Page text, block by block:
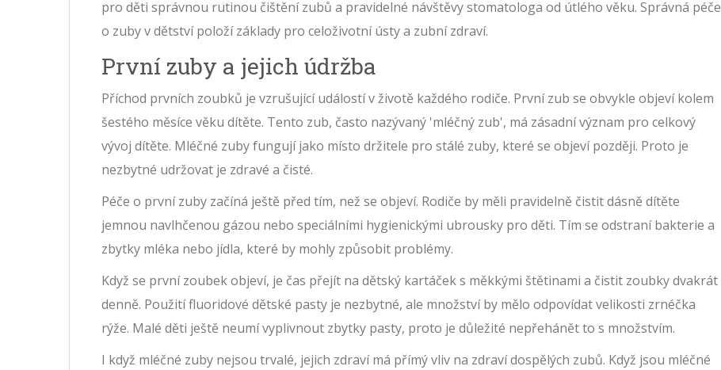
pro děti správnou rutinou čištění zubů a pravidelné návštěvy stomatologa od útlého věku. Správná péče
o zuby v dětství položí základy pro celoživotní ústy a zubní zdraví.
První zuby a jejich údržba
Příchod prvních zoubků je vzrušující událostí v životě každého rodiče. První zub se obvykle objeví kolem
šestého měsíce věku dítěte. Tento zub, často nazývaný 'mléčný zub', má zásadní význam pro celkový
vývoj dítěte. Mléčné zuby fungují jako místo držitele pro stálé zuby, které se objeví později. Proto je
nezbytné udržovat je zdravé a čisté.
Péče o první zuby začíná ještě před tím, než se objeví. Rodiče by měli pravidelně čistit dásně dítěte
jemnou navlhčenou gázou nebo speciálními hygienickými ubrousky pro děti. Tím se odstraní bakterie a
zbytky mléka nebo jídla, které by mohly způsobit problémy.
Když se první zoubek objeví, je čas přejít na dětský kartáček s měkkými štětinami a čistit zoubky dvakrát
denně. Použití fluoridové dětské pasty je nezbytné, ale množství by mělo odpovídat velikosti zrnéčka
rýže. Malé děti ještě neumí vyplivnout zbytky pasty, proto je důležité nepřehánět to s množstvím.
I když mléčné zuby nejsou trvalé, jejich zdraví má přímý vliv na zdraví dospělých zubů. Když jsou mléčné